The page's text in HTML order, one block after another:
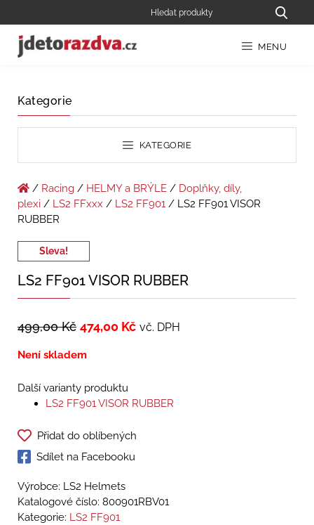
MENU
Kategorie
KATEGORIE
/ Racing / HELMY a BRÝLE / Doplňky, díly,
plexi / LS2 FFxxx / LS2 FF901 / LS2 FF901 VISOR
RUBBER
Sleva!
LS2 FF901 VISOR RUBBER
499,00Kč 474,00 Kč vč. DPH
Není skladem
Další varianty produktu
LS2 FF901 VISOR RUBBER
Přidat do oblíbených
Sdílet na Facebooku
Výrobce: LS2 Helmets
Katalogové číslo: 800901RBV01
Kategorie: LS2 FF901